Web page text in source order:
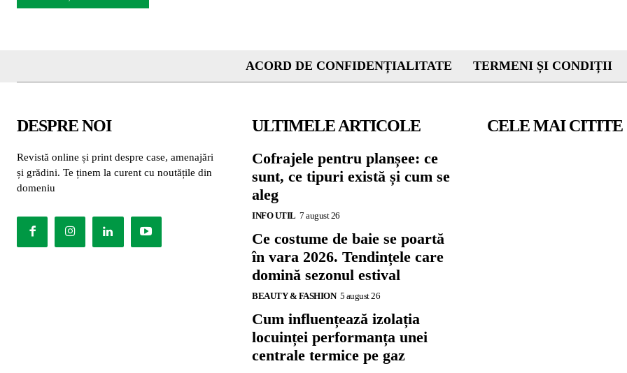
ACORD DE CONFIDENȚIALITATE TERMENI ȘI CONDIȚII
DESPRE NOI
Revistă online și print despre case, amenajări
și grădini. Te ținem la curent cu noutățile din
domeniu
ULTIMELE ARTICOLE
Cofrajele pentru planșee: ce
sunt, ce tipuri există și cum se
aleg
INFO UTIL 7 august 26
Ce costume de baie se poartă
în vara 2026. Tendințele care
domină sezonul estival
BEAUTY & FASHION 5 august 26
Cum influențează izolația
locuinței performanța unei
centrale termice pe gaz
CELE MAI CITITE